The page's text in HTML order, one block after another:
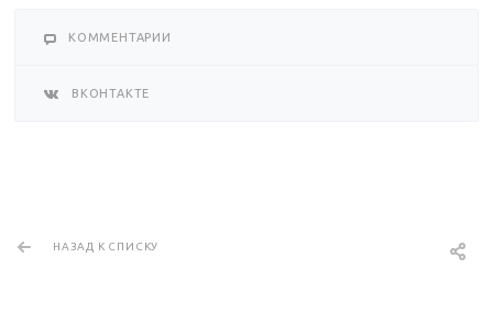
КОММЕНТАРИИ
ВКОНТАКТЕ
НАЗАД К СПИСКУ